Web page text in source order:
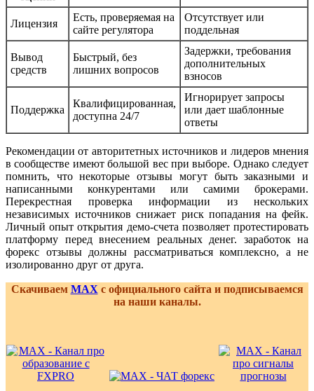
Лицензия
Есть, проверяемая на
сайте регулятора
Отсутствует или
поддельная
Вывод
средств
Быстрый, без
лишних вопросов
Задержки, требования
дополнительных
взносов
Поддержка
Квалифицированная,
доступна 24/7
Игнорирует запросы
или дает шаблонные
ответы
Рекомендации от авторитетных источников и лидеров мнения
в сообществе имеют большой вес при выборе. Однако следует
помнить, что некоторые отзывы могут быть заказными и
написанными конкурентами или самими брокерами.
Перекрестная проверка информации из нескольких
независимых источников снижает риск попадания на фейк.
Личный опыт открытия демо-счета позволяет протестировать
платформу перед внесением реальных денег. заработок на
форекс отзывы должны рассматриваться комплексно, а не
изолированно друг от друга.
Скачиваем MAX с официального сайта и подписываемся
на наши каналы.